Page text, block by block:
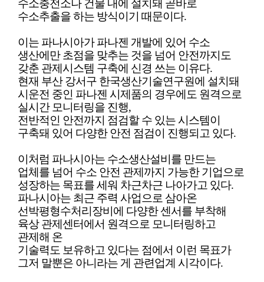
수소충전소나 건물 내에 설치돼 곧바로
수소추출을 하는 방식이기 때문이다.
이는 파나시아가 파나젠 개발에 있어 수소
생산에만 초점을 맞추는 것을 넘어 안전까지도
갖춘 관제시스템 구축에 신경 쓰는 이유다.
현재 부산 강서구 한국생산기술연구원에 설치돼
시운전 중인 파나젠 시제품의 경우에도 원격으로
실시간 모니터링을 진행,
전반적인 안전까지 점검할 수 있는 시스템이
구축돼 있어 다양한 안전 점검이 진행되고 있다.
이처럼 파나시아는 수소생산설비를 만드는
업체를 넘어 수소 안전 관제까지 가능한 기업으로
성장하는 목표를 세워 차근차근 나아가고 있다.
파나시아는 최근 주력 사업으로 삼아온
선박평형수처리장비에 다양한 센서를 부착해
육상 관제센터에서 원격으로 모니터링하고
관제해 온
기술력도 보유하고 있다는 점에서 이런 목표가
그저 말뿐은 아니라는 게 관련업계 시각이다.